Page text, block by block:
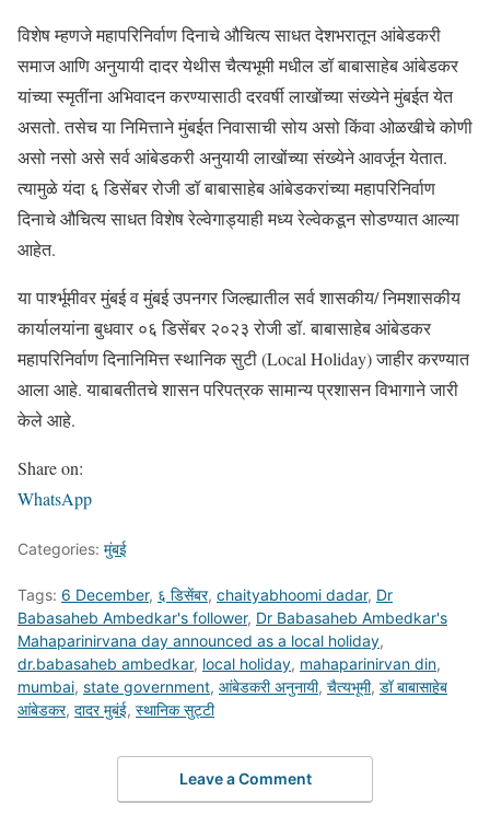
विशेष म्हणजे महापरिनिर्वाण दिनाचे औचित्य साधत देशभरातून आंबेडकरी
समाज आणि अनुयायी दादर येथीस चैत्यभूमी मधील डॉ बाबासाहेब आंबेडकर
यांच्या स्मृतींना अभिवादन करण्यासाठी दरवर्षी लाखोंच्या संख्येने मुंबईत येत
असतो. तसेच या निमित्ताने मुंबईत निवासाची सोय असो किंवा ओळखीचे कोणी
असो नसो असे सर्व आंबेडकरी अनुयायी लाखोंच्या संख्येने आवर्जून येतात.
त्यामुळे यंदा ६ डिसेंबर रोजी डॉ बाबासाहेब आंबेडकरांच्या महापरिनिर्वाण
दिनाचे औचित्य साधत विशेष रेल्वेगाड्याही मध्य रेल्वेकडून सोडण्यात आल्या
आहेत.
या पार्श्भूमीवर मुंबई व मुंबई उपनगर जिल्ह्यातील सर्व शासकीय/ निमशासकीय
कार्यालयांना बुधवार ०६ डिसेंबर २०२३ रोजी डॉ. बाबासाहेब आंबेडकर
महापरिनिर्वाण दिनानिमित्त स्थानिक सुटी (Local Holiday) जाहीर करण्यात
आला आहे. याबाबतीतचे शासन परिपत्रक सामान्य प्रशासन विभागाने जारी
केले आहे.
Share on:
WhatsApp
Categories: मुंबई
Tags: 6 December, ६ डिसेंबर, chaityabhoomi dadar, Dr
Babasaheb Ambedkar's follower, Dr Babasaheb Ambedkar's
Mahaparinirvana day announced as a local holiday,
dr.babasaheb ambedkar, local holiday, mahaparinirvan din,
mumbai, state government, आंबेडकरी अनुनायी, चैत्यभूमी, डॉ बाबासाहेब
आंबेडकर, दादर मुबंई, स्थानिक सुट्टी
Leave a Comment